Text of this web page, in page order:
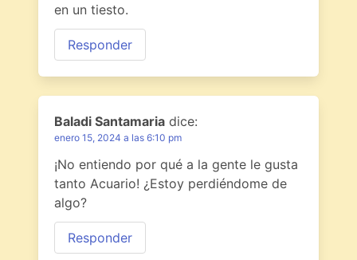
en un tiesto.
Responder
Baladi Santamaria dice:
enero 15, 2024 a las 6:10 pm
¡No entiendo por qué a la gente le gusta
tanto Acuario! ¿Estoy perdiéndome de
algo?
Responder